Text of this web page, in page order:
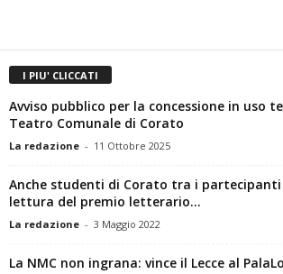
I PIU' CLICCATI
Avviso pubblico per la concessione in uso
Teatro Comunale di Corato
La redazione - 11 Ottobre 2025
Anche studenti di Corato tra i
lettura del premio letterario...
La redazione - 3 Maggio 2022
La NMC non ingrana: vince il Lecce al